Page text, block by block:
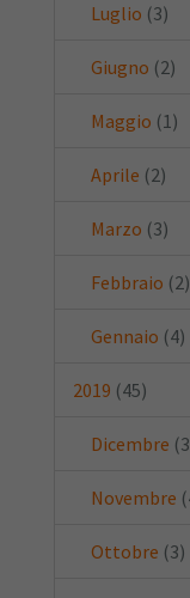
Luglio (3)
Giugno (2)
Maggio (1)
Aprile (2)
Marzo (3)
Febbraio (2)
Gennaio (4)
2019 (45)
Dicembre
Novembre
Ottobre (3)